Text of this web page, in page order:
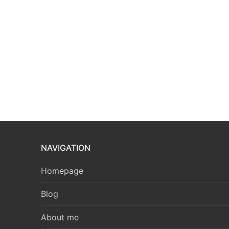
NAVIGATION
Homepage
Blog
About me